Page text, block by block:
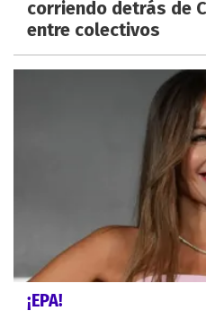
corriendo detrás de
entre colectivos
¡EPA!